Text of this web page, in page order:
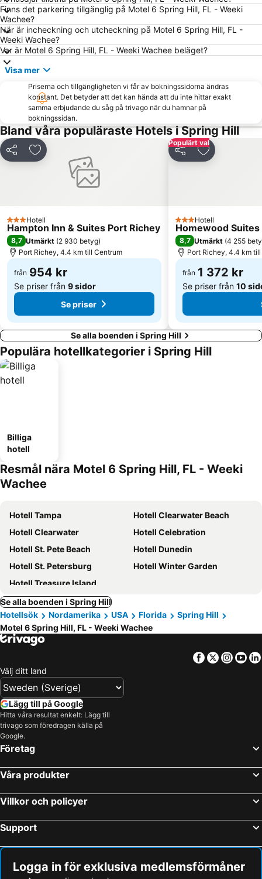
Finns det parkering tillgänglig på Motel 6 Spring Hill, FL - Weeki
Wachee?
När är incheckning och utcheckning på Motel 6 Spring Hill, FL -
Weeki Wachee?
Var är Motel 6 Spring Hill, FL - Weeki Wachee beläget?
Visa mer
Priserna och tillgängligheten vi får av bokningssidorna ändras
konstant. Det betyder att det kan hända att du inte hittar exakt
samma erbjudande du såg på trivago när du hamnar på
bokningssidan.
Bland våra populäraste Hotels i Spring Hill
Dela Lägg till i Mina Favoriter
3 Stjärnor
Hotell
Hampton Inn & Suites Port Richey
8,7 Utmärkt (2 930 betyg)
Port Richey, 4.4 km till Centrum
från 954 kr
Se priser från 9 sidor
Se priser
Populärt val
Dela Lägg till i
3 Stjärnor
Hotell
Homewood
8,7 Utmärkt (4 255
Port Richey, 4.4 km
från 1 372 kr
Se priser från 10
Se alla boenden i Spring Hill
Populära hotellkategorier i Spring Hill
Billiga
hotell
Resmål nära Motel 6 Spring Hill, FL - Weeki
Wachee
Hotell Tampa
Hotell Clearwater Beach
Hotell Clearwater
Hotell Celebration
Hotell St. Pete Beach
Hotell Dunedin
Hotell St. Petersburg
Hotell Winter Garden
Hotell Treasure Island
Se alla boenden i Spring Hill
Hotellsök
Nordamerika USA Florida
Spring Hill
Motel 6 Spring Hill, FL - Weeki Wachee
Facebook
Twitter
Välj ditt land
Lägg till på Google
Hitta våra resultat enkelt: Lägg till
trivago som föredragen källa på
Google.
Företag
Våra produkter
Villkor och policyer
Support
Logga in för exklusiva medlemsförmåner